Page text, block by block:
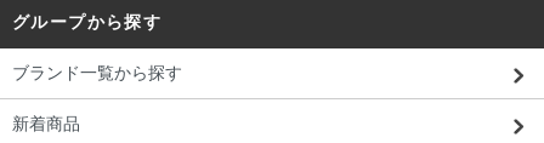
グループから探す
ブランド一覧から探す
新着商品